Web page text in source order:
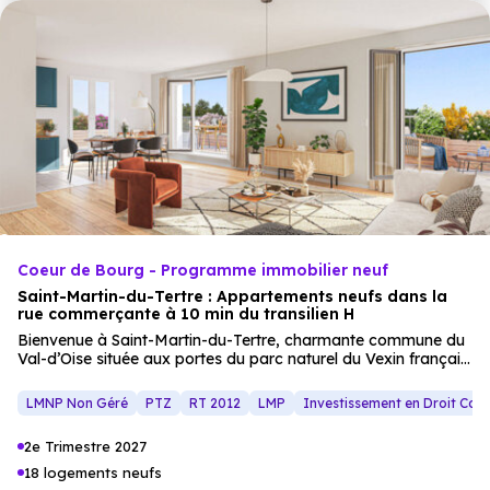
prestations de qualité et des finitions soignées. Cette adresse
conjugue le charme d’un environnement verdoyant, le
moderne et une situation stratégique àproximité
des transports. Une opportunité idéale pour concrétiser un
projet de résidence principale ou envisager un investissement
locatif.
Coeur de Bourg - Programme immobilier neuf
Saint-Martin-du-Tertre : Appartements neufs dans la
rue commerçante à 10 min du transilien H
Bienvenue à Saint-Martin-du-Tertre, charmante commune du
Val-d’Oise située aux portes du parc naturel du Vexin français.
commerçante, permettant un quotidien facile avec
commerceset services accessibles à pied. La résidence
logements se distinguent par leurs surfaces confortables et
leurs espaces de vie parfaitement optimisés. Chaque intérieur
LMNP Non Géré PTZ RT 2012 LMP Investissement en Droit
2e Trimestre 2027
18 logements neufs